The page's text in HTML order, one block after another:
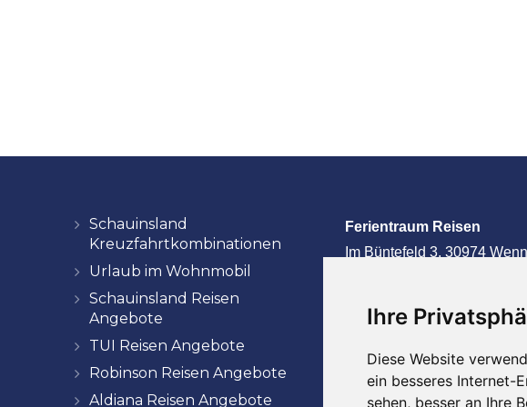
Ihre
Diese Website
ein besseres Internet-
sehen, besser an Ihre
Ihre
Diese Website
ein besseres Internet-
sehen, besser an Ihre
Ihre
Diese Website
ein besseres Internet-
sehen, besser an Ihre
Ihre
Diese Website
ein besseres Internet-
sehen, besser an Ihre
Schauinsland
Kreuzfahrtkombinationen
Urlaub im Wohnmobil
Schauinsland Reisen
Angebote
TUI Reisen Angebote
Robinson Reisen Angebote
Aldiana Reisen Angebote
Ferientraum Reisen
Im Büntefeld 3, 30974
E-Mail
Telefon
05109 – 56 300